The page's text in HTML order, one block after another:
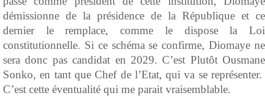
démissionne de la présidence de la République et ce
dernier le remplace, comme le dispose la Loi
constitutionnelle. Si ce schéma se confirme, Diomaye ne
sera donc pas candidat en 2029. C’est Plutôt Ousmane
Sonko, en tant que Chef de l’Etat, qui va se représenter.
C’est cette éventualité qui me parait vraisemblable.